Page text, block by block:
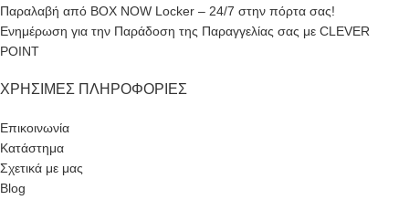
Παραλαβή από BOX NOW Locker – 24/7 στην πόρτα σας!
Ενημέρωση για την Παράδοση της Παραγγελίας σας με CLEVER
POINT
ΧΡΉΣΙΜΕΣ ΠΛΗΡΟΦΟΡΊΕΣ
Επικοινωνία
Κατάστημα
Σχετικά με μας
Blog